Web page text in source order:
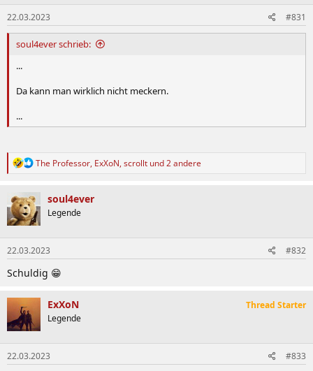
n
e
n
:
22.03.2023 #831
soul4ever schrieb:
...
Da kann man wirklich nicht meckern.
...
R
k
t
i
o
n
e
n
:
The Professor, ExXoN, scrollt und 2 andere
soul4ever
Legende
22.03.2023 #832
Schuldig 😁
ExXoN
Legende
Thread Starter
22.03.2023 #833